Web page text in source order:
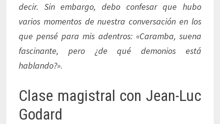
decir. Sin embargo, debo confesar que hubo
varios momentos de nuestra conversación en los
que pensé para mis adentros: «Caramba, suena
fascinante, pero ¿de qué demonios está
hablando?».
Clase magistral con Jean-Luc
Godard